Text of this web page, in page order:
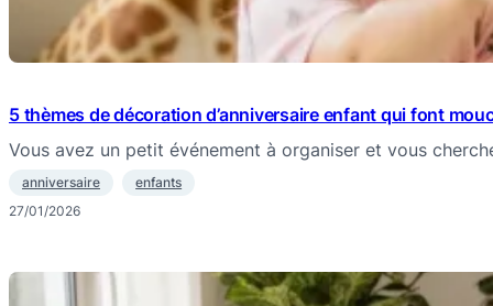
5 thèmes de décoration d’anniversaire enfant qui font
Vous avez un petit événement à organiser et vous
anniversaire
enfants
27/01/2026